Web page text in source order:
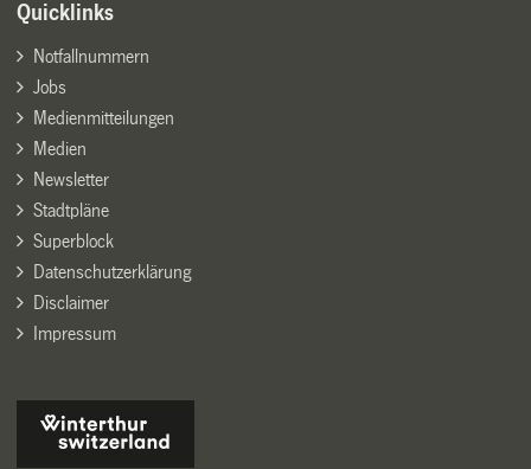
Quicklinks
Notfallnummern
Jobs
Medienmitteilungen
Medien
Newsletter
Stadtpläne
Superblock
Datenschutzerklärung
Disclaimer
Impressum